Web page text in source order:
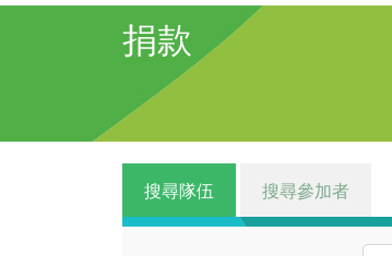
捐款
搜尋隊伍 搜尋參加者